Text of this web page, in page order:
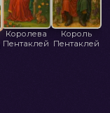
Королева
Пентаклей
Король
Пентаклей